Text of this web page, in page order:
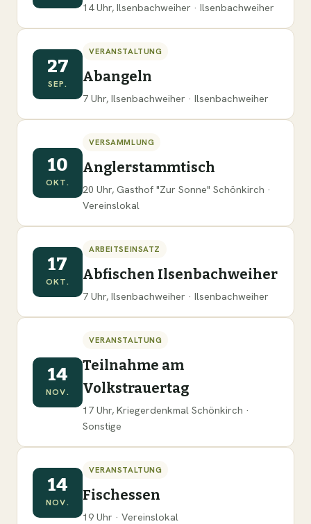
14 Uhr, Ilsenbachweiher · Ilsenbachweiher
27
SEP.
VERANSTALTUNG
Abangeln
7 Uhr, Ilsenbachweiher · Ilsenbachweiher
10
OKT.
VERSAMMLUNG
Anglerstammtisch
20 Uhr, Gasthof "Zur Sonne" Schönkirch ·
Vereinslokal
17
OKT.
ARBEITSEINSATZ
Abfischen Ilsenbachweiher
7 Uhr, Ilsenbachweiher · Ilsenbachweiher
14
NOV.
VERANSTALTUNG
Teilnahme am
Volkstrauertag
17 Uhr, Kriegerdenkmal Schönkirch ·
Sonstige
14
NOV.
VERANSTALTUNG
Fischessen
19 Uhr · Vereinslokal